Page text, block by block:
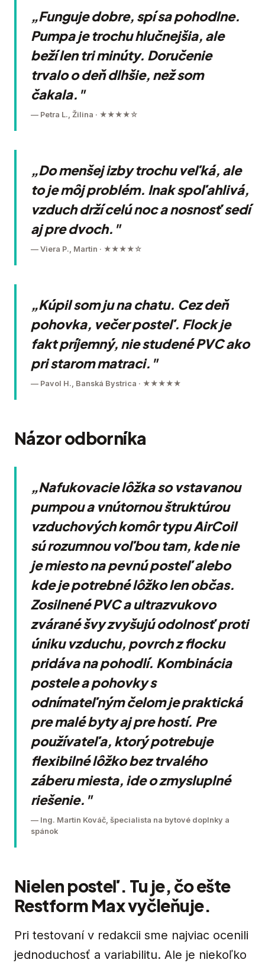
„Funguje dobre, spí sa pohodlne.
Pumpa je trochu hlučnejšia, ale
beží len tri minúty. Doručenie
trvalo o deň dlhšie, než som
čakala."
— Petra L., Žilina · ★★★★☆
„Do menšej izby trochu veľká, ale
to je môj problém. Inak spoľahlivá,
vzduch drží celú noc a nosnosť sedí
aj pre dvoch."
— Viera P., Martin · ★★★★☆
„Kúpil som ju na chatu. Cez deň
pohovka, večer posteľ. Flock je
fakt príjemný, nie studené PVC ako
pri starom matraci."
— Pavol H., Banská Bystrica · ★★★★★
Názor odborníka
„Nafukovacie lôžka so vstavanou
pumpou a vnútornou štruktúrou
vzduchových komôr typu AirCoil
sú rozumnou voľbou tam, kde nie
je miesto na pevnú posteľ alebo
kde je potrebné lôžko len občas.
Zosilnené PVC a ultrazvukovo
zvárané švy zvyšujú odolnosť proti
úniku vzduchu, povrch z flocku
pridáva na pohodlí. Kombinácia
postele a pohovky s
odnímateľným čelom je praktická
pre malé byty aj pre hostí. Pre
používateľa, ktorý potrebuje
flexibilné lôžko bez trvalého
záberu miesta, ide o zmysluplné
riešenie."
— Ing. Martin Kováč, špecialista na bytové doplnky a
spánok
Nielen posteľ. Tu je, čo ešte
Restform Max vyčleňuje.
Pri testovaní v redakcii sme najviac ocenili
jednoduchosť a variabilitu. Ale je niekoľko